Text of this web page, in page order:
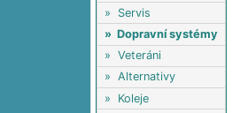
» Servis
» Dopravní systémy
» Veteráni
» Alternativy
» Koleje